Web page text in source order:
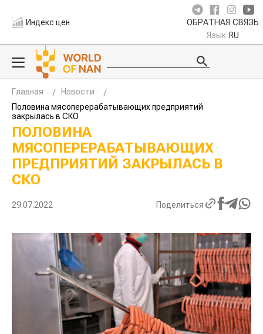
Индекс цен ОБРАТНАЯ СВЯЗЬ
Язык RU
Главная
Новости
Половина мясоперерабатывающих предприятий
закрылась в СКО
ПОЛОВИНА
МЯСОПЕРЕРАБАТЫВАЮЩИХ
ПРЕДПРИЯТИЙ ЗАКРЫЛАСЬ В
СКО
29.07.2022 Поделиться